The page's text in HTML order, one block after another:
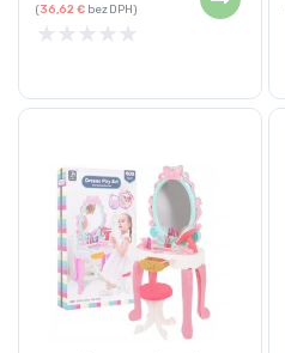
ostrých hrán
(36,62€bez DPH)
★ ★ ★ ★ ★